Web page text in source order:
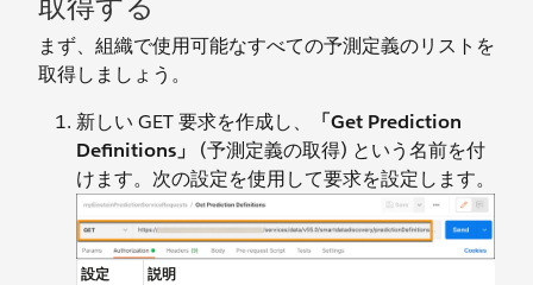
まず、組織で使用可能なすべての予測定義のリストを
取得しましょう。
新しい GET 要求を作成し、
「Get Prediction
Definitions」
(予測定義の取得) という名前を付
けます。次の設定を使用して要求を設定します。
設定
説明